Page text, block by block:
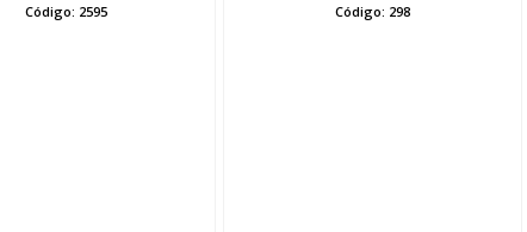
Código: 2595 Código: 298